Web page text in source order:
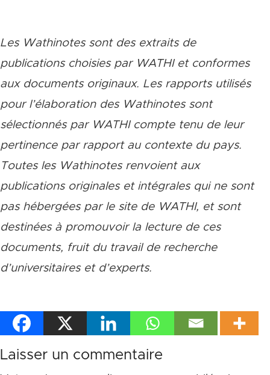
Les Wathinotes sont des extraits de
publications choisies par WATHI et conformes
aux documents originaux. Les rapports utilisés
pour l’élaboration des Wathinotes sont
sélectionnés par WATHI compte tenu de leur
pertinence par rapport au contexte du pays.
Toutes les Wathinotes renvoient aux
publications originales et intégrales qui ne sont
pas hébergées par le site de WATHI, et sont
destinées à promouvoir la lecture de ces
documents, fruit du travail de recherche
d’universitaires et d’experts.
Laisser un commentaire